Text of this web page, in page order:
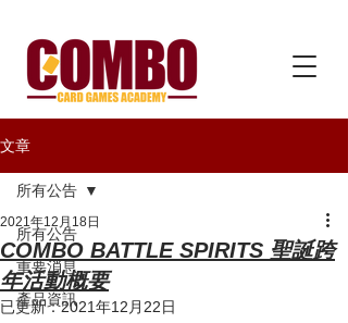
文章
所有公告
重要消息
產品資訊
所有公告
COMBO BATTLE SPIRITS 聖誕跨
年活動概要
2021年12月18日
已更新：2021年12月22日